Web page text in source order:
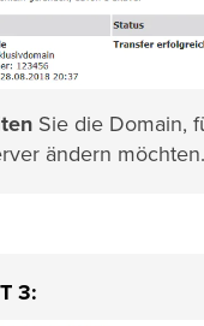
Sie die Domain,
ändern möchten.
3: